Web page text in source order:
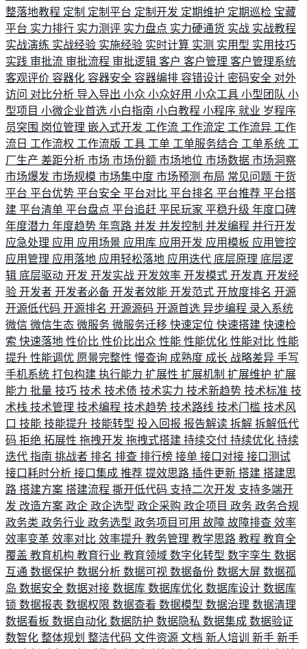
整落地教程 定制 定制平台 定制开发 定期维护 定期巡检 宝藏
平台 实力排行 实力测评 实力盘点 实力硬通货 实战 实战教程
实战演练 实战经验 实施经验 实时计算 实测 实用型 实用技巧
实践 审批流 审批流程 审批逻辑 客户 客户管理 客户管理系统
客观评价 容器化 容器安全 容器编排 容错设计 密码安全 对外
访问 对比分析 导入导出 小众 小众好用 小众工具 小型团队 小
型项目 小微企业首选 小白指南 小白教程 小程序 就业 岁程序
员突围 岗位管理 嵌入式开发 工作流 工作流定 工作流异 工作
流日 工作流权 工作流版 工具 工单 工单服务结合 工单系统 工
厂生产 差距分析 市场 市场份额 市场地位 市场数据 市场洞察
市场爆发 市场规模 市场集中度 市场预测 布局 常见问题 干货
平台 平台优势 平台安全 平台对比 平台排名 平台推荐 平台搭
建 平台清单 平台盘点 平台追赶 平民玩家 平稳升级 年度口碑
年度潜力 年度趋势 年弯路 并发 并发控制 并发编程 并行开发
应急处理 应用 应用场景 应用库 应用开发 应用模板 应用管控
应用管理 应用落地 应用轻松落地 应用迭代 底层原理 底层逻
辑 底层驱动 开发 开发实战 开发效率 开发模式 开发真 开发经
验 开发者 开发者必备 开发者效能 开发范式 开放度排名 开源
开源低代码 开源排名 开源源码 开源首选 异步编程 录入系统
微信 微信生态 微服务 微服务迁移 快速定位 快速搭建 快速检
索 快速落地 性价比 性价比出众 性能 性能优化 性能对比 性能
提升 性能调优 愿景完整性 慢查询 成熟度 成长 战略差异 手写
手机系统 打包构建 执行能力 扩展性 扩展机制 扩展维护 扩展
能力 批量 技巧 技术 技术债 技术实力 技术新趋势 技术标准 技
术栈 技术管理 技术编程 技术趋势 技术路线 技术门槛 技术风
口 技能 技能提升 技能转型 投入回报 报告解读 拆解 拆解低代
码 拒绝 拓展性 拖拽开发 拖拽式搭建 持续交付 持续优化 持续
迭代 指南 挑战者 排名 排查 排行榜 接单 接口对接 接口测试
接口耗时分析 接口集成 推荐 提效思路 插件更新 搭建 搭建思
路 搭建方案 搭建流程 撕开低代码 支持二次开发 支持多端开
发 改造方案 政企 政企选型 政企采购 政企项目 政务 政务合规
政务类 政务行业 政务选型 政务项目可用 故障 故障排查 效率
效率变革 效率对比 效率提升 教务管理 教学思路 教程 教育全
覆盖 教育机构 教育行业 教育领域 数字化转型 数字孪生 数据
互通 数据保护 数据分析 数据可视 数据备份 数据大屏 数据孤
岛 数据安全 数据对接 数据库 数据库优化 数据库设计 数据库
锁 数据报表 数据权限 数据查看 数据模型 数据治理 数据清理
数据看板 数据自动化 数据防护 数据隐私 数据集成 数据验证
数智化 整体规划 整洁代码 文件资源 文档 新人培训 新手 新手